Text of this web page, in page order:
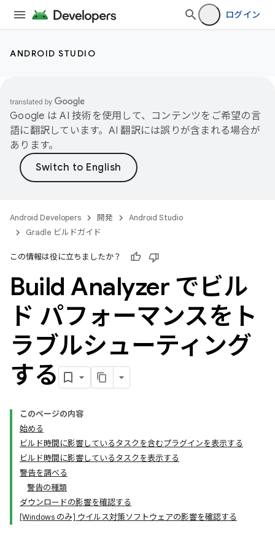
ログイン
ANDROID STUDIO
Google は AI 技術を使用して、コンテンツをご希望の言
語に翻訳しています。AI 翻訳には誤りが含まれる場合が
あります。
Android Developers 開発
Android Studio
Gradle ビルドガイド
この情報は役に立ちましたか？
Build Analyzer でビル
ド パフォーマンスをト
ラブルシューティング
する
このページの内容
始める
ビルド時間に影響しているタスクを含むプラグインを表示する
ビルド時間に影響しているタスクを表示する
警告を調べる
警告の種類
ダウンロードの影響を確認する
[Windows のみ] ウイルス対策ソフトウェアの影響を確認する